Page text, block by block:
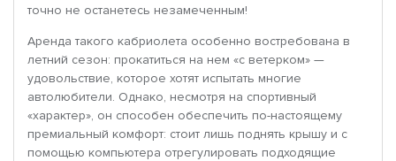
точно не останетесь незамеченным!
Аренда такого кабриолета особенно востребована в
летний сезон: прокатиться на нем «с ветерком» —
удовольствие, которое хотят испытать многие
автолюбители. Однако, несмотря на спортивный
«характер», он способен обеспечить по-настоящему
премиальный комфорт: стоит лишь поднять крышу и с
помощью компьютера отрегулировать подходящие